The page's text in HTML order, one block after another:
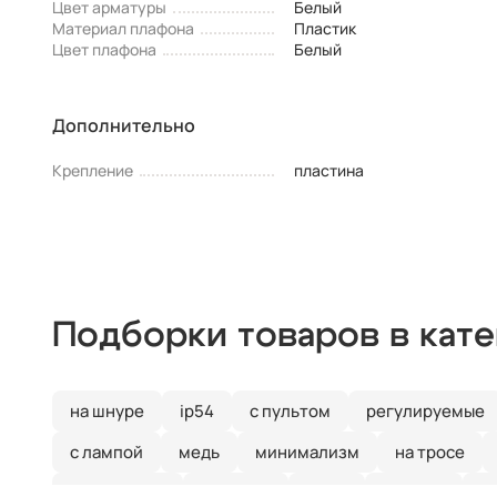
Цвет арматуры
Белый
Материал плафона
Пластик
Цвет плафона
Белый
Дополнительно
Крепление пластина
Подборки товаров в
на шнуре ip54 с пультом
регулируемые
с лампой
медь минимализм
на тросе